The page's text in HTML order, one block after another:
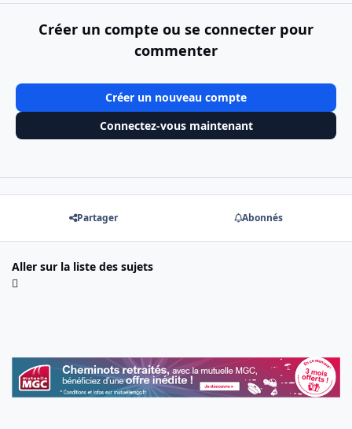
Créer un compte ou se connecter pour
commenter
Créer un nouveau compte
Connectez-vous maintenant
Partager Abonnés
Aller sur la liste des sujets